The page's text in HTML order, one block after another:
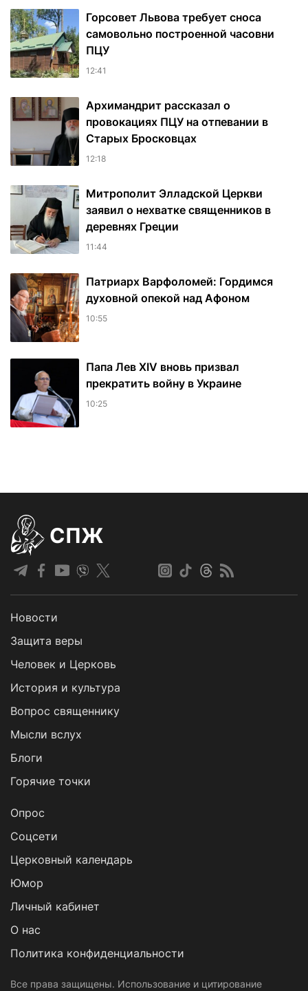
Горсовет Львова требует сноса
самовольно построенной часовни
ПЦУ
12:41
Архимандрит рассказал о
провокациях ПЦУ на отпевании в
Старых Бросковцах
12:18
Митрополит Элладской Церкви
заявил о нехватке священников в
деревнях Греции
11:44
Патриарх Варфоломей: Гордимся
духовной опекой над Афоном
10:55
Папа Лев XIV вновь призвал
прекратить войну в Украине
10:25
СПЖ
Новости
Защита веры
Человек и Церковь
История и культура
Вопрос священнику
Мысли вслух
Блоги
Горячие точки
Опрос
Cоцсети
Церковный календарь
Юмор
Личный кабинет
О нас
Политика конфиденциальности
Все права защищены. Использование и цитирование